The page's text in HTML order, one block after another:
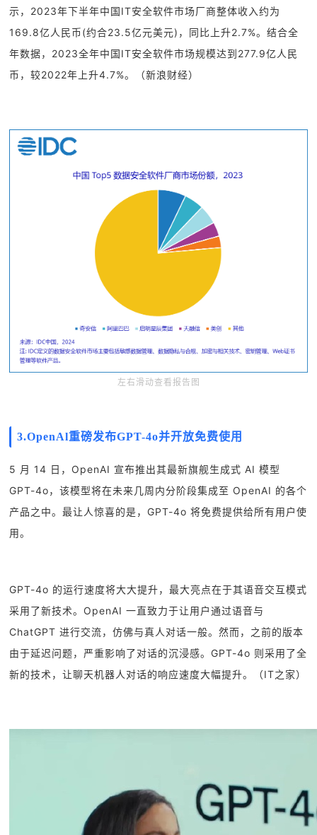
示，2023年下半年中国IT安全软件市场厂商整体收入约为
169.8亿人民币(约合23.5亿元美元)，同比上升2.7%。结合全
年数据，2023全年中国IT安全软件市场规模达到277.9亿人民
币，较2022年上升4.7%。（新浪财经）
左右滑动查看报告图
3.OpenAl重磅发布GPT-4o并开放免费使用
5 月 14 日，OpenAI 宣布推出其最新旗舰生成式 AI 模型
GPT-4o，该模型将在未来几周内分阶段集成至 OpenAI 的各个
产品之中。最让人惊喜的是，GPT-4o 将免费提供给所有用户使
用。
GPT-4o 的运行速度将大大提升，最大亮点在于其语音交互模式
采用了新技术。OpenAI 一直致力于让用户通过语音与
ChatGPT 进行交流，仿佛与真人对话一般。然而，之前的版本
由于延迟问题，严重影响了对话的沉浸感。GPT-4o 则采用了全
新的技术，让聊天机器人对话的响应速度大幅提升。（IT之家）